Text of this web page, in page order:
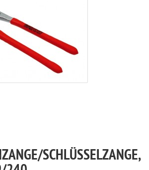
SCHLÜSSELZANGE,